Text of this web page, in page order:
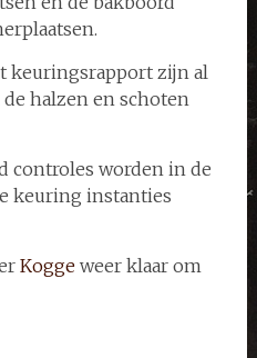
keuringsrapport zijn al
halzen en schoten
controles worden in de
keuring instanties
Koggeweer klaar om